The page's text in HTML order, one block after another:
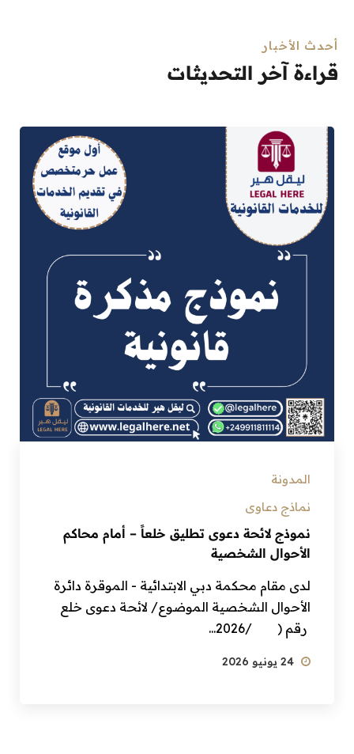
أحدث الأخبار
قراءة آخر التحديثات
المدونة
نماذج دعاوى
نموذج لائحة دعوى تطليق خلعاً – أمام محاكم
الأحوال الشخصية
لدى مقام محكمة دبي الابتدائية - الموقرة دائرة
الأحوال الشخصية الموضوع/ لائحة دعوى خلع
رقم ( /2026...